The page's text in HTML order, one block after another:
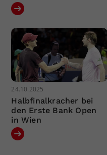
24.10.2025
Halbfinalkracher bei
den Erste Bank Open
in Wien